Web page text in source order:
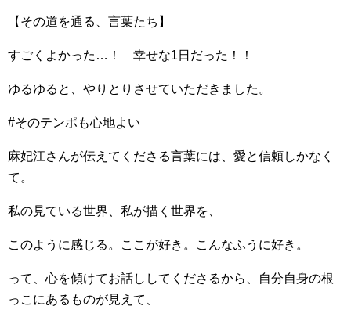
【その道を通る、言葉たち】
すごくよかった…！ 幸せな1日だった！！
ゆるゆると、やりとりさせていただきました。
#そのテンポも心地よい
麻妃江さんが伝えてくださる言葉には、愛と信頼しかなく
て。
私の見ている世界、私が描く世界を、
このように感じる。ここが好き。こんなふうに好き。
って、心を傾けてお話ししてくださるから、自分自身の根
っこにあるものが見えて、